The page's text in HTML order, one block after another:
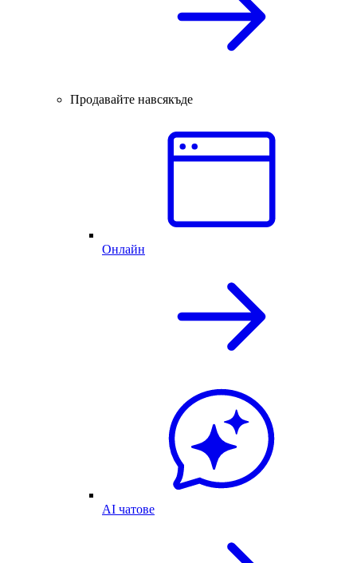
Продавайте навсякъде
Онлайн
AI чатове